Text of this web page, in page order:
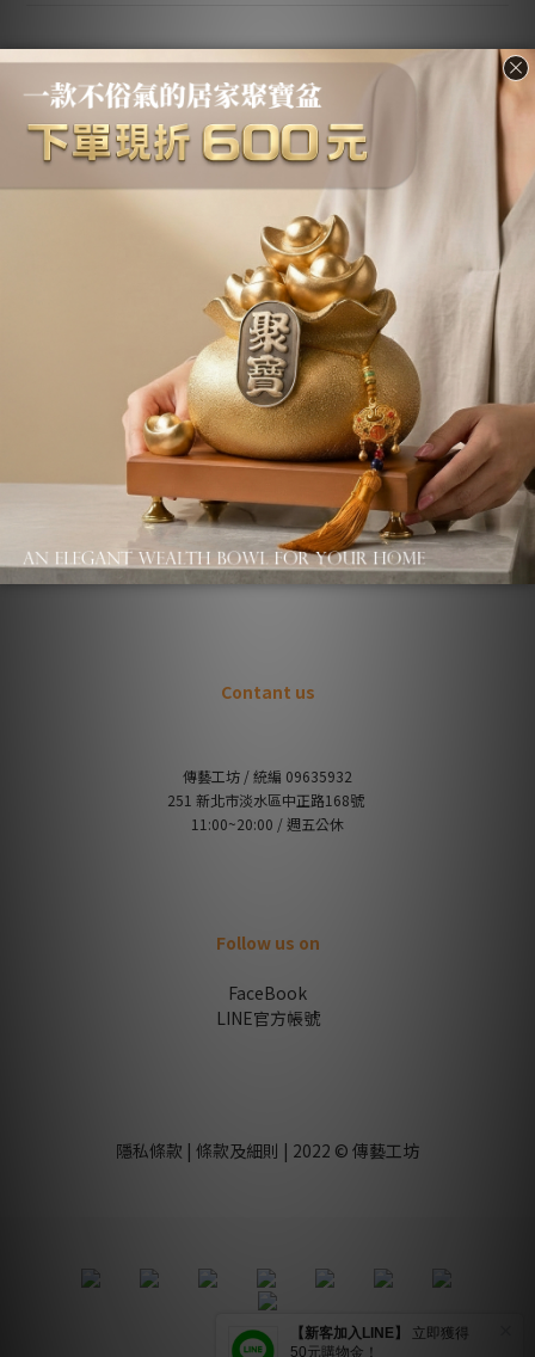
Description
About us
品牌故事
退換貨條款
關於收藏價
Q&A / 常見問題
不會下單嗎？下單教學請點我
Contant us
傳藝工坊 / 統編 09635932
251 新北市淡水區中正路168號
11:00~20:00 / 週五公休
Follow us on
FaceBook
LINE官方帳號
隱私條款 | 條款及細則 | 2022 © 傳藝工坊